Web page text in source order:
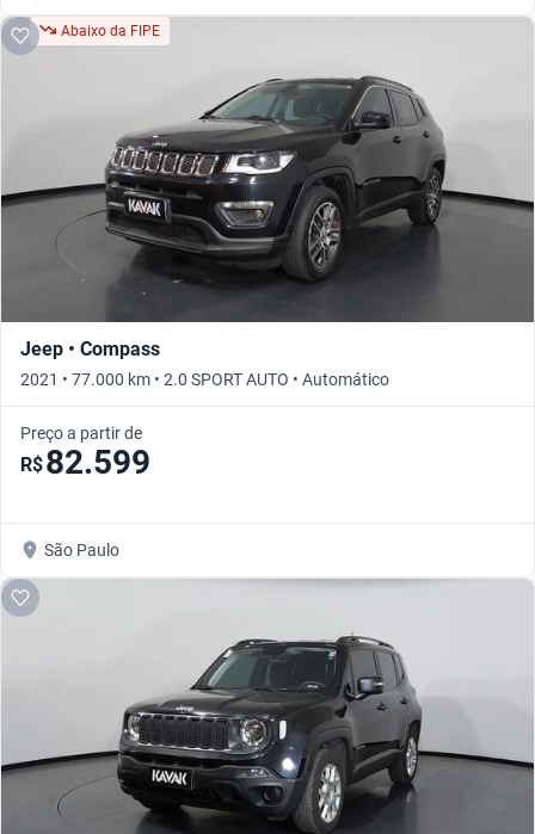
Abaixo da FIPE
Jeep • Compass
2021 • 77.000 km • 2.0 SPORT AUTO • Automático
Preço a partir de
R$82.599
São Paulo